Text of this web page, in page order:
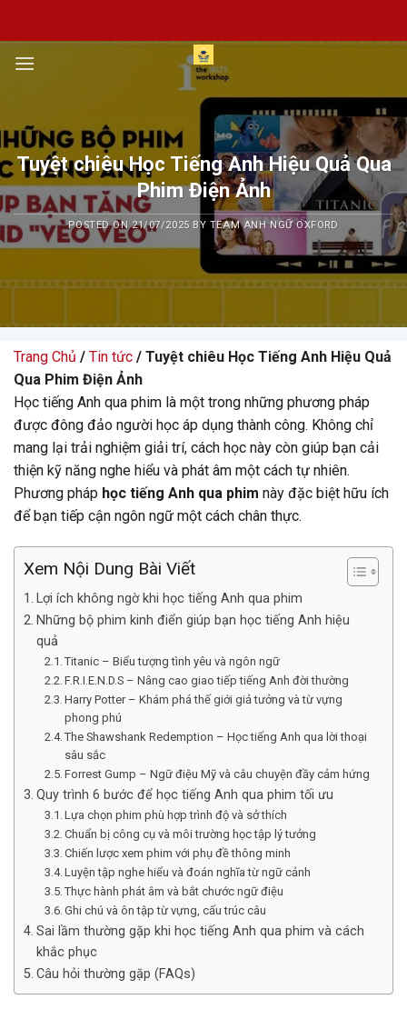
content
Tuyệt chiêu Học Tiếng Anh Hiệu Quả Qua
Phim Điện Ảnh
POSTED ON21/07/2025 BY TEAM ANH NGỮ OXFORD
Trang Chủ / Tin tức / Tuyệt chiêu Học Tiếng Anh Hiệu Quả
Qua Phim Điện Ảnh
Học tiếng Anh qua phim là một trong những phương pháp
được đông đảo người học áp dụng thành công. Không chỉ
mang lại trải nghiệm giải trí, cách học này còn giúp bạn cải
thiện kỹ năng nghe hiểu và phát âm một cách tự nhiên.
Phương pháp học tiếng Anh qua phim này đặc biệt hữu ích
để bạn tiếp cận ngôn ngữ một cách chân thực.
Xem Nội Dung Bài Viết
Lợi ích không ngờ khi học tiếng Anh qua phim
Những bộ phim kinh điển giúp bạn học tiếng Anh hiệu
quả
Titanic – Biểu tượng tình yêu và ngôn ngữ
F.R.I.E.N.D.S – Nâng cao giao tiếp tiếng Anh đời thường
Harry Potter – Khám phá thế giới giả tưởng và từ vựng
phong phú
The Shawshank Redemption – Học tiếng Anh qua lời thoại
sâu sắc
Forrest Gump – Ngữ điệu Mỹ và câu chuyện đầy cảm hứng
Quy trình 6 bước để học tiếng Anh qua phim tối ưu
Lựa chọn phim phù hợp trình độ và sở thích
Chuẩn bị công cụ và môi trường học tập lý tưởng
Chiến lược xem phim với phụ đề thông minh
Luyện tập nghe hiểu và đoán nghĩa từ ngữ cảnh
Thực hành phát âm và bắt chước ngữ điệu
Ghi chú và ôn tập từ vựng, cấu trúc câu
Sai lầm thường gặp khi học tiếng Anh qua phim và cách
khắc phục
Câu hỏi thường gặp (FAQs)